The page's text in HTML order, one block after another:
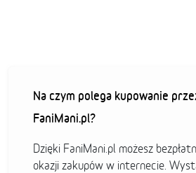
Na czym polega kupowanie
FaniMani.pl?
Dzięki FaniMani.pl możesz
okazji zakupów w internecie.